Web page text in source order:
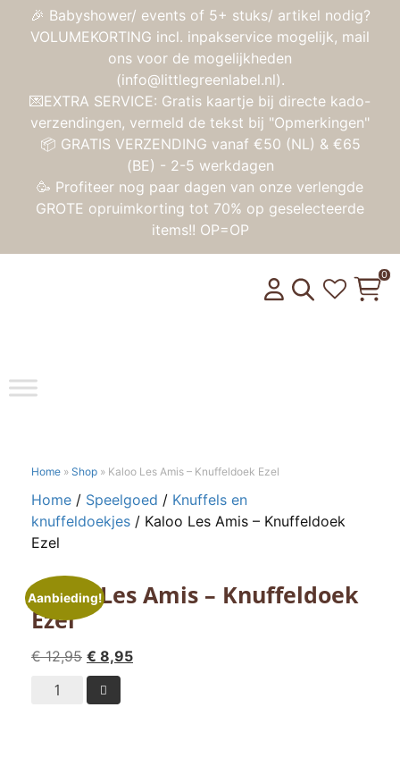
🎉 Babyshower/ events of 5+ stuks/ artikel nodig?
VOLUMEKORTING incl. inpakservice mogelijk, mail
ons voor de mogelijkheden
(info@littlegreenlabel.nl).
💌EXTRA SERVICE: Gratis kaartje bij directe kado-
verzendingen, vermeld de tekst bij "Opmerkingen"
📦 GRATIS VERZENDING vanaf €50 (NL) & €65
(BE) - 2-5 werkdagen
🥳 Profiteer nog paar dagen van onze verlengde
GROTE opruimkorting tot 70% op geselecteerde
items!! OP=OP
Toggle
0
Home » Shop » Kaloo Les Amis – Knuffeldoek Ezel
Home / Speelgoed / Knuffels en
knuffeldoekjes / Kaloo Les Amis – Knuffeldoek
Ezel
Aanbieding!
Kaloo Les Amis – Knuffeldoek
Ezel
€12,95 Oorspronkelijke
prijs
was:
€ 8,95Huidige
Kaloo
